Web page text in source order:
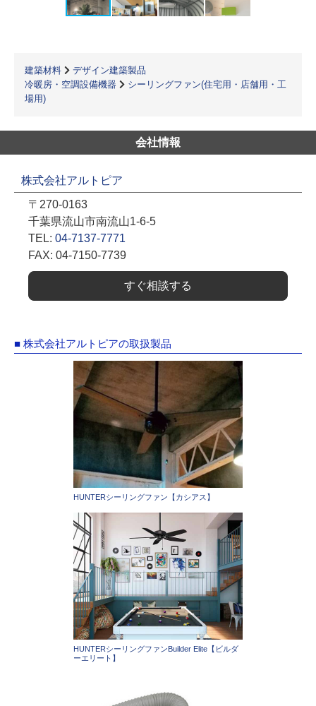
建築材料
デザイン建築製品
冷暖房・空調設備機器
シーリングファン(住宅用・店舗用・工
場用)
会社情報
株式会社アルトピア
〒270-0163
千葉県流山市南流山1-6-5
TEL: 04-7137-7771
FAX: 04-7150-7739
すぐ相談する
■ 株式会社アルトピアの取扱製品
HUNTERシーリングファン【カシアス】
HUNTERシーリングファンBuilder Elite【ビルダ
ーエリート】